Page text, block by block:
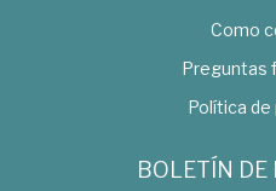
Como
Preguntas
Política de
BOLETÍN DE